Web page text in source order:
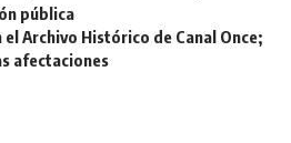
pública
el Archivo Histórico de Canal Once;
afectaciones